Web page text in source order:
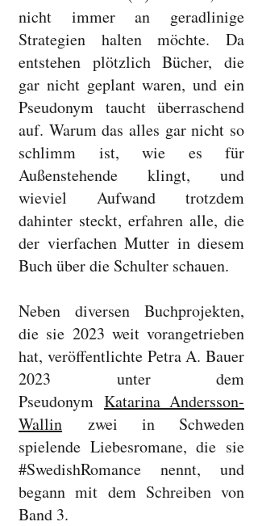
nicht immer an geradlinige
Strategien halten möchte. Da
entstehen plötzlich Bücher, die
gar nicht geplant waren, und ein
Pseudonym taucht überraschend
auf. Warum das alles gar nicht so
schlimm ist, wie es für
Außenstehende klingt, und
wieviel Aufwand trotzdem
dahinter steckt, erfahren alle, die
der vierfachen Mutter in diesem
Buch über die Schulter schauen.
Neben diversen Buchprojekten,
die sie 2023 weit vorangetrieben
hat, veröffentlichte Petra A. Bauer
2023 unter dem
Pseudonym Katarina Andersson-
Wallin zwei in Schweden
spielende Liebesromane, die sie
#SwedishRomance nennt, und
begann mit dem Schreiben von
Band 3.